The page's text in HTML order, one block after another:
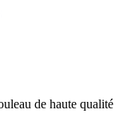
de haute qualité